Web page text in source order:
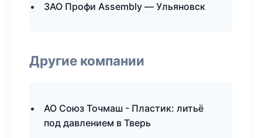
ЗАО Профи Assembly — Ульяновск
Другие компании
АО Союз Точмаш - Пластик: литьё
под давлением в Тверь